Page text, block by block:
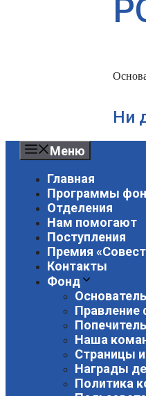
Ни
Меню
Главная
Программы
Отделения
Нам помогают
Поступления
Премия
Контакты
Фонд
Правление
Наша
Страницы
Награды
Политика